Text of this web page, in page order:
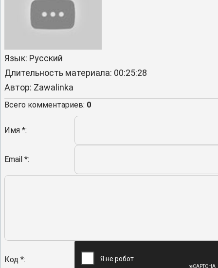
Язык: Русский
Длительность материала: 00:25:28
Автор: Zawalinka
Всего комментариев: 0
Имя *:
Email *:
Код *: